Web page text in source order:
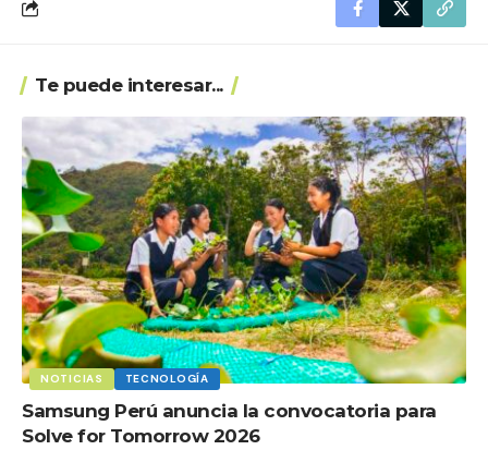
Te puede interesar...
NOTICIAS TECNOLOGÍA
Samsung Perú anuncia la convocatoria para
Solve for Tomorrow 2026